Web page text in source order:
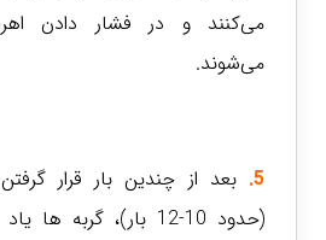
می‌کنند و در فشار دادن
می‌شوند.
5. بعد از چندین بار قرار
(حدود 10-12 بار)، گربه